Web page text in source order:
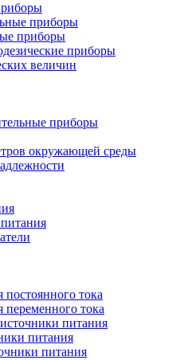
приборы
приборы
приборы
величин
приборы
окружающей среды
тока
тока
питания
питания
питания